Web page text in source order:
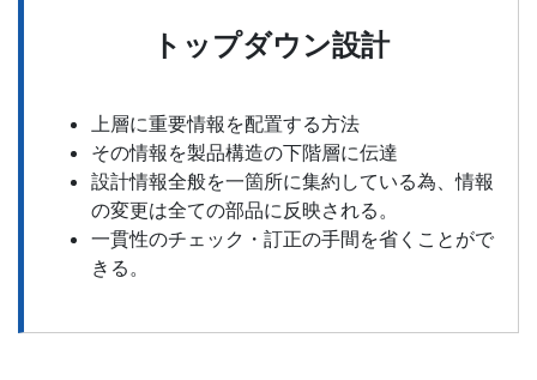
トップダウン設計
上層に重要情報を配置する方法
その情報を製品構造の下階層に伝達
設計情報全般を一箇所に集約している為、情報
の変更は全ての部品に反映される。
一貫性のチェック・訂正の手間を省くことがで
きる。